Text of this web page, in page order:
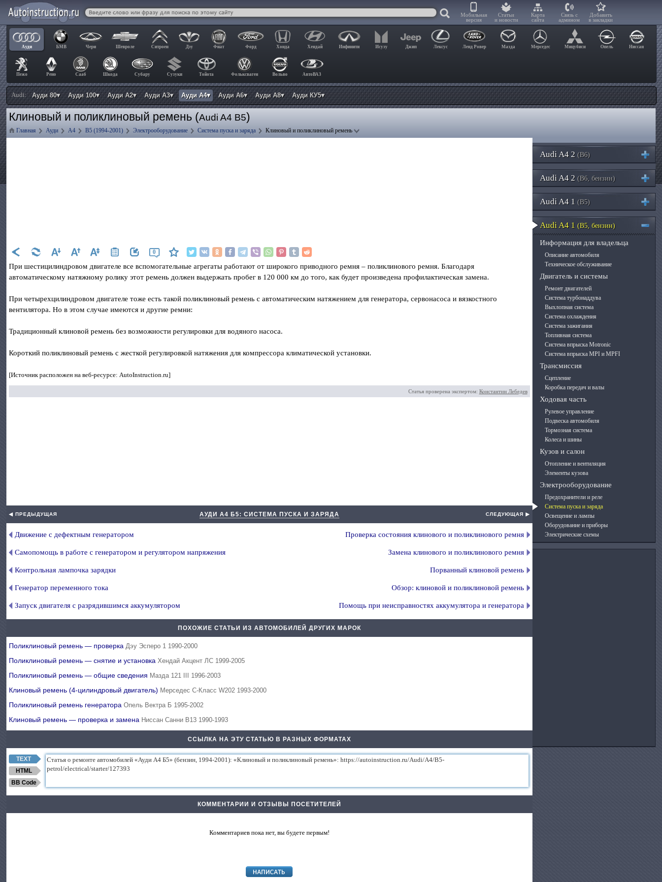
Мобильная
версия
Статьи
и новости
Карта
сайта
Связь с
админом
Добавить
в закладки
Ауди БМВ Чери Шевроле Ситроен Дэу Фиат Форд Хонда Хендай Инфинити Исузу Джип Лексус Ленд Ровер Мазда Мерседес Мицубиси Опель Ниссан
Пежо Рено Сааб Шкода Субару Сузуки Тойота Фольксваген Вольво АвтоВАЗ
Audi: Ауди 80▾ Ауди 100▾ Ауди А2▾ Ауди А3▾ Ауди А4▾ Ауди А6▾ Ауди А8▾ Ауди КУ5▾
Клиновый и поликлиновый ремень (Audi A4 B5)
Главная Ауди А4 B5 (1994-2001) Электрооборудование Система пуска и заряда Клиновый и поликлиновый ремень
0
При шестицилиндровом двигателе все вспомогательные агрегаты работают от широкого приводного ремня – поликлинового ремня. Благодаря
автоматическому натяжному ролику этот ремень должен выдержать пробег в 120 000 км до того, как будет произведена профилактическая замена.
При четырехцилиндровом двигателе тоже есть такой поликлиновый ремень с автоматическим натяжением для генератора, сервонасоса и вязкостного
вентилятора. Но в этом случае имеются и другие ремни:
Традиционный клиновой ремень без возможности регулировки для водяного насоса.
Короткий поликлиновый ремень с жесткой регулировкой натяжения для компрессора климатической установки.
[Источник расположен на веб-ресурсе: AutoInstruction.ru]
Статья проверена экспертом: Константин Лебедев
◀ ПРЕДЫДУЩАЯ АУДИ А4 Б5: СИСТЕМА ПУСКА И ЗАРЯДА СЛЕДУЮЩАЯ ▶
Движение с дефектным генератором
Самопомощь в работе с генератором и регулятором напряжения
Контрольная лампочка зарядки
Генератор переменного тока
Запуск двигателя с разрядившимся аккумулятором
Проверка состояния клинового и поликлинового ремня
Замена клинового и поликлинового ремня
Порванный клиновой ремень
Обзор: клиновой и поликлиновой ремень
Помощь при неисправностях аккумулятора и генератора
ПОХОЖИЕ СТАТЬИ ИЗ АВТОМОБИЛЕЙ ДРУГИХ МАРОК
Поликлиновый ремень — проверка Дэу Эсперо 1 1990-2000
Поликлиновый ремень — снятие и установкаХендай Акцент ЛС 1999-2005
Поликлиновый ремень — общие сведения Мазда 121 III 1996-2003
Клиновый ремень (4-цилиндровый двигатель) Мерседес C-Класс W202 1993-2000
Поликлиновый ремень генератораОпель Вектра Б 1995-2002
Клиновый ремень — проверка и замена Ниссан Санни В13 1990-1993
ССЫЛКА НА ЭТУ СТАТЬЮ В РАЗНЫХ ФОРМАТАХ
TEXT
HTML
BB Code
КОММЕНТАРИИ И ОТЗЫВЫ ПОСЕТИТЕЛЕЙ
Комментариев пока нет, вы будете первым!
Audi A4 2 (B6)
Audi A4 2 (B6, бензин)
Audi A4 1 (B5)
Audi A4 1 (B5, бензин)
Информация для владельца
Описание автомобиля
Техническое обслуживание
Двигатель и системы
Ремонт двигателей
Система турбонаддува
Выхлопная система
Система охлаждения
Система зажигания
Топливная система
Система впрыска Motronic
Система впрыска MPI и MPFI
Трансмиссия
Сцепление
Коробка передач и валы
Ходовая часть
Рулевое управление
Подвеска автомобиля
Тормозная система
Колеса и шины
Кузов и салон
Отопление и вентиляция
Элементы кузова
Электрооборудование
Предохранители и реле
Система пуска и заряда
Освещение и лампы
Оборудование и приборы
Электрические схемы